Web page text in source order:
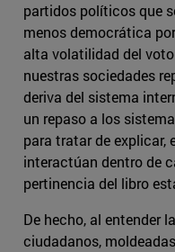
partidos políticos que
menos democrática
alta volatilidad del
nuestras sociedades
deriva del sistema
un repaso a los
para tratar de explicar,
interactúan dentro de
pertinencia del libro
De hecho, al entender
ciudadanos,